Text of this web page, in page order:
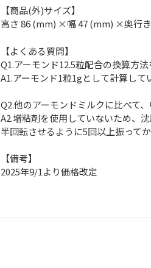
【商品(外)サイズ】
高さ 86 (mm) ×幅 47 (mm) ×奥行
【よくある質問】
Q1.アーモンド12.5粒配合の換算方法
A1.アーモンド1粒1gとして計算して
Q2.他のアーモンドミルクに比べて
A2.増粘剤を使用していないため、
半回転させるように5回以上振って
【備考】
2025年9/1より価格改定